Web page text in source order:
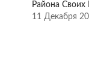
Района
11 Декабря